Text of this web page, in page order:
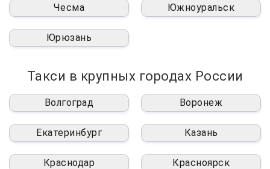
Чесма Южноуральск
Юрюзань
Такси в крупных городах России
Волгоград Воронеж
Екатеринбург Казань
Краснодар Красноярск